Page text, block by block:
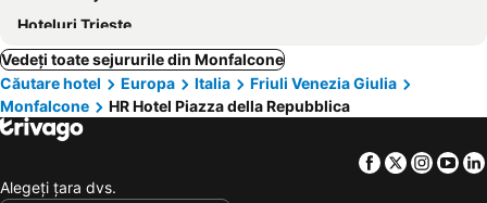
Hoteluri Trieste
Vedeți toate sejururile din Monfalcone
Căutare hotel
Europa Italia
Friuli Venezia Giulia
Monfalcone
HR Hotel Piazza della Repubblica
Facebook
Twitter
Alegeţi ţara dvs.